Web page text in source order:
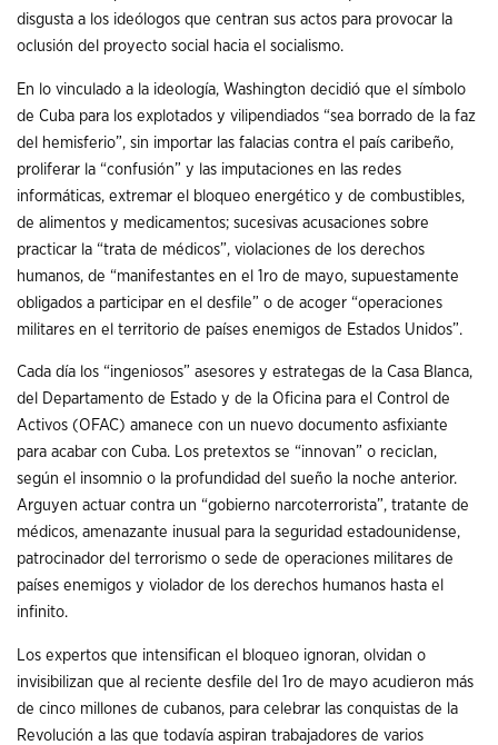
disgusta a los ideólogos que centran sus actos para provocar la
oclusión del proyecto social hacia el socialismo.
En lo vinculado a la ideología, Washington decidió que el símbolo
de Cuba para los explotados y vilipendiados “sea borrado de la faz
del hemisferio”, sin importar las falacias contra el país caribeño,
proliferar la “confusión” y las imputaciones en las redes
informáticas, extremar el bloqueo energético y de combustibles,
de alimentos y medicamentos; sucesivas acusaciones sobre
practicar la “trata de médicos”, violaciones de los derechos
humanos, de “manifestantes en el 1ro de mayo, supuestamente
obligados a participar en el desfile” o de acoger “operaciones
militares en el territorio de países enemigos de Estados Unidos”.
Cada día los “ingeniosos” asesores y estrategas de la Casa Blanca,
del Departamento de Estado y de la Oficina para el Control de
Activos (OFAC) amanece con un nuevo documento asfixiante
para acabar con Cuba. Los pretextos se “innovan” o reciclan,
según el insomnio o la profundidad del sueño la noche anterior.
Arguyen actuar contra un “gobierno narcoterrorista”, tratante de
médicos, amenazante inusual para la seguridad estadounidense,
patrocinador del terrorismo o sede de operaciones militares de
países enemigos y violador de los derechos humanos hasta el
infinito.
Los expertos que intensifican el bloqueo ignoran, olvidan o
invisibilizan que al reciente desfile del 1ro de mayo acudieron más
de cinco millones de cubanos, para celebrar las conquistas de la
Revolución a las que todavía aspiran trabajadores de varios